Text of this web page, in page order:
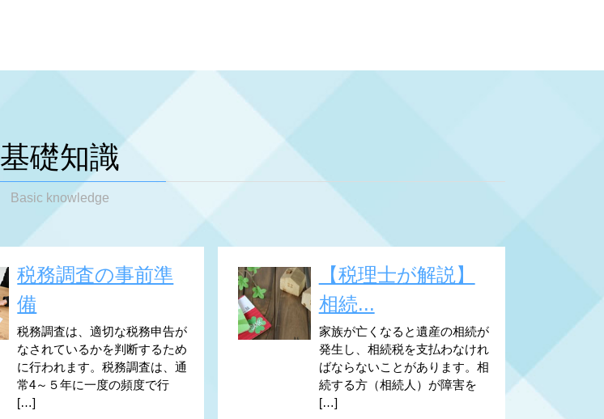
基礎知識
Basic knowledge
税務調査の事前準
備
税務調査は、適切な税務申告が
なされているかを判断するため
に行われます。税務調査は、通
常4～５年に一度の頻度で行
[…]
【税理士が解説】
相続...
家族が亡くなると遺産の相続が
発生し、相続税を支払わなけれ
ばならないことがあります。相
続する方（相続人）が障害を
[…]